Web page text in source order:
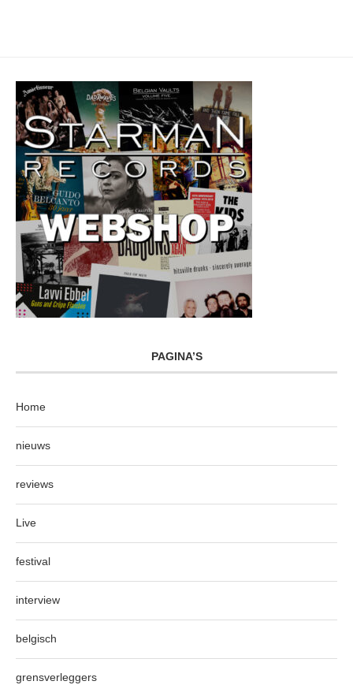
PAGINA’S
Home
nieuws
reviews
Live
festival
interview
belgisch
grensverleggers